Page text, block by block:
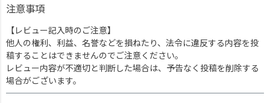
注意事項
【レビュー記入時のご注意】
他人の権利、利益、名誉などを損ねたり、法令に違反する内容を投
稿することはできませんのでご注意ください。
レビュー内容が不適切と判断した場合は、予告なく投稿を削除する
場合がございます。